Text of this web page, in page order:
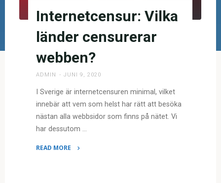
Internetcensur: Vilka
länder censurerar
webben?
ADMIN JUNI 9, 2020
I Sverige är internetcensuren minimal, vilket
innebär att vem som helst har rätt att besöka
nästan alla webbsidor som finns på nätet. Vi
har dessutom …
READ MORE